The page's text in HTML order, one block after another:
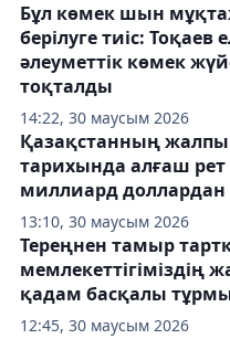
14:22, 30 маусым 2026
Бұл көмек шын
берілуге тиіс: Тоқаев
әлеуметтік көмек
тоқталды
13:10, 30 маусым 2026
Қазақстанның жалпы
тарихында алғаш рет
миллиард доллардан
12:45, 30 маусым 2026
Тереңнен тамыр
мемлекеттігіміздің
қадам басқалы